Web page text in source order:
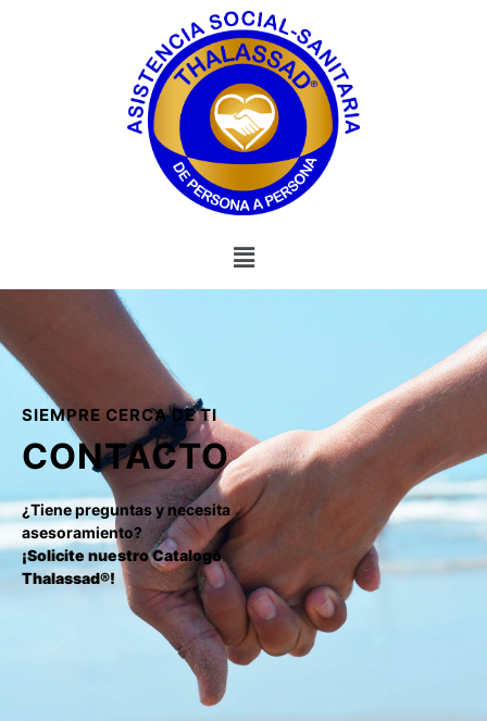
SIEMPRE CERCA DE TI
CONTACTO
¿Tiene preguntas y necesita
asesoramiento?
¡Solicite nuestro Catalogo
Thalassad®!